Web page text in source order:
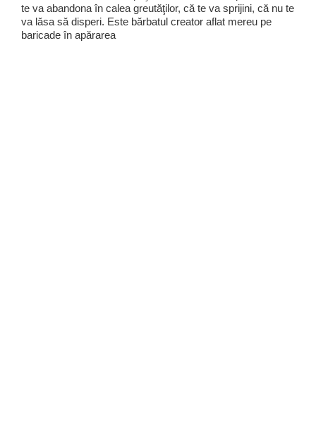
te va abandona în calea greutăţilor, că te va sprijini, că nu te
va lăsa să disperi. Este bărbatul creator aflat mereu pe
baricade în apărarea